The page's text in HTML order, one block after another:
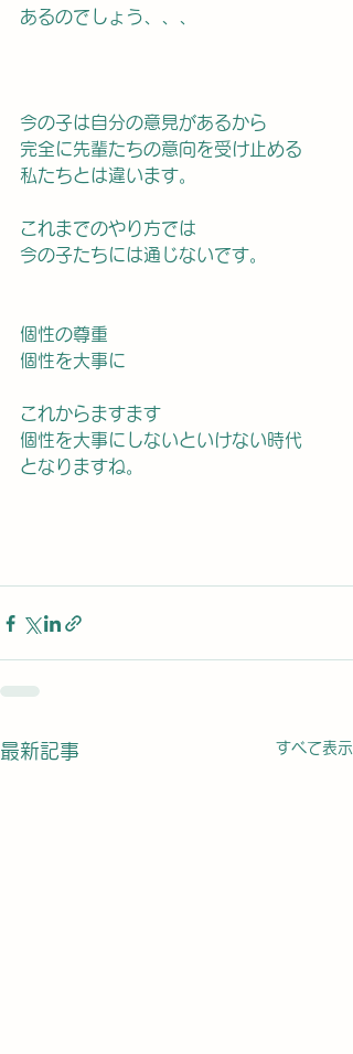
あるのでしょう、、、
今の子は自分の意見があるから
完全に先輩たちの意向を受け止める
私たちとは違います。
これまでのやり方では
今の子たちには通じないです。
個性の尊重
個性を大事に
これからますます
個性を大事にしないといけない時代
となりますね。
最新記事 すべて表示